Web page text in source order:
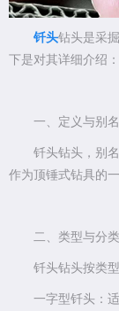
钎头钻头是采
下是对其详细介绍：
一、定义与别名
钎头钻头，别
作为顶锤式钻具的
二、类型与分类
钎头钻头按类
一字型钎头：